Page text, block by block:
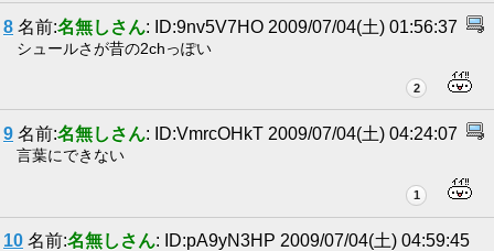
8 名前:名無しさん: ID:9nv5V7HO 2009/07/04(土) 01:56:37
シュールさが昔の2chっぽい
2
9 名前:名無しさん: ID:VmrcOHkT 2009/07/04(土) 04:24:07
言葉にできない
1
10 名前:名無しさん: ID:pA9yN3HP 2009/07/04(土) 04:59:45